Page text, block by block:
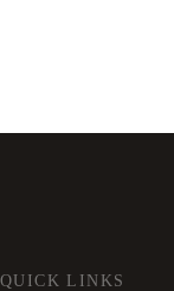
QUICK LINKS